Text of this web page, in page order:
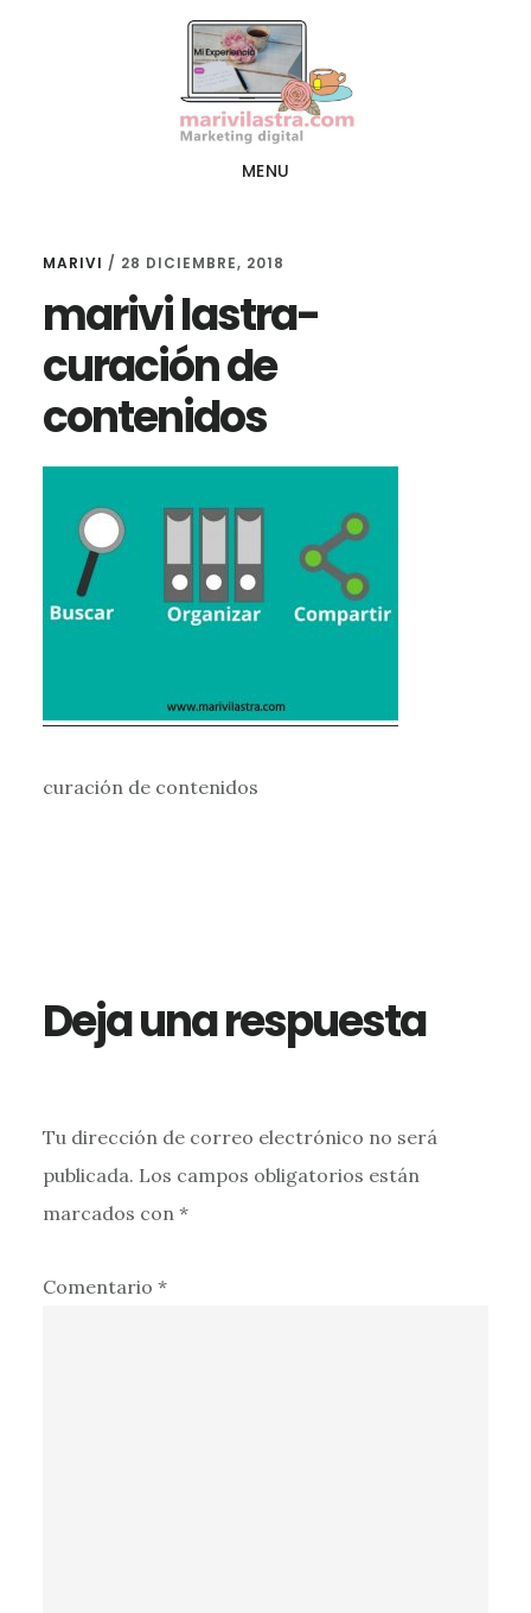
MENU
MARIVI / 28 DICIEMBRE, 2018
marivi lastra-
curación de
contenidos
curación de contenidos
lectores
Deja una respuesta
Tu dirección de correo electrónico no será
publicada. Los campos obligatorios están
marcados con *
Comentario *